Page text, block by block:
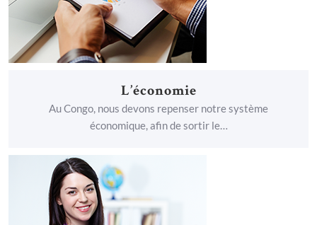
L’économie
Au Congo, nous devons repenser notre système
économique, afin de sortir le…